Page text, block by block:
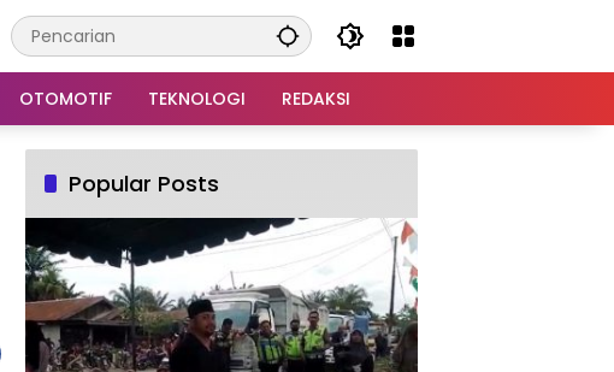
OTOMOTIF TEKNOLOGI REDAKSI
Popular Posts